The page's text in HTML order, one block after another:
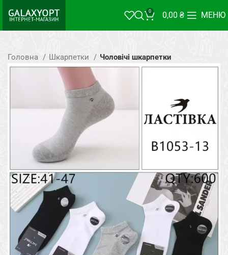
0 0,00 ₴ МЕНЮ
Головна Шкарпетки Чоловічі шкарпетки